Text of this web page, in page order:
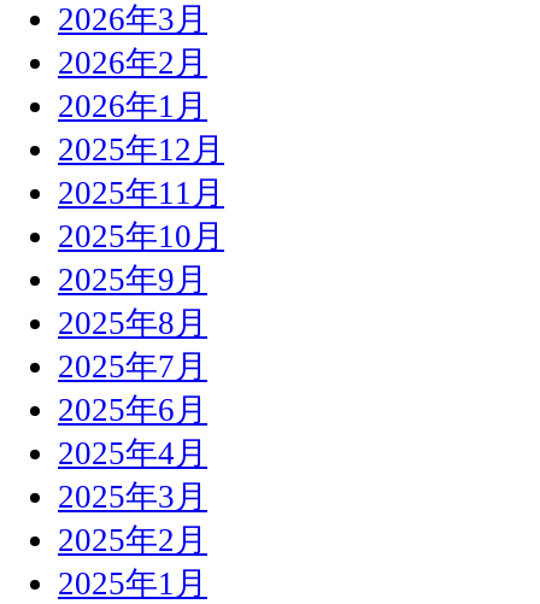
2026年3月
2026年2月
2026年1月
2025年12月
2025年11月
2025年10月
2025年9月
2025年8月
2025年7月
2025年6月
2025年4月
2025年3月
2025年2月
2025年1月